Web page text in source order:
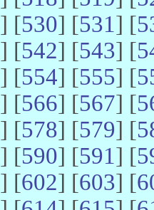
] [530] [531] [
] [542] [543] [
] [554] [555] [
] [566] [567] [
] [578] [579] [
] [590] [591] [
] [602] [603] [